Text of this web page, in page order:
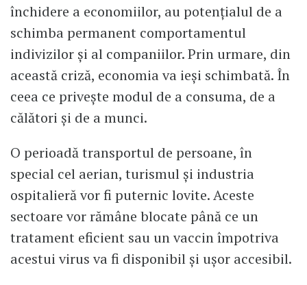
închidere a economiilor, au potențialul de a
schimba permanent comportamentul
indivizilor și al companiilor. Prin urmare, din
această criză, economia va ieși schimbată. În
ceea ce privește modul de a consuma, de a
călători și de a munci.
O perioadă transportul de persoane, în
special cel aerian, turismul și industria
ospitalieră vor fi puternic lovite. Aceste
sectoare vor rămâne blocate până ce un
tratament eficient sau un vaccin împotriva
acestui virus va fi disponibil și ușor accesibil.